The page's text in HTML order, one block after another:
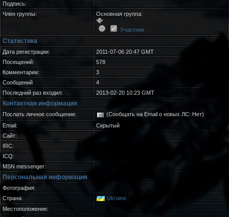
Подпись:
Член группы:
Основная группа:
Участник
Статистика
Дата регистрации:
2011-07-06 20:47 GMT
Посещений:
578
Комментарии:
3
Сообщений
4
Последний раз входил:
2013-02-20 10:23 GMT
Контактная информация
Послать личное сообщение:
(Сообщать на Email о новых ЛС: Нет)
Email:
Скрытый
Сайт:
IRC:
ICQ:
MSN messenger:
Персональная информация
Фотография:
Страна:
Ukraine
Местоположение: